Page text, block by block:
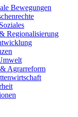
Bewegungen
Regionalisierung
Agrarreform